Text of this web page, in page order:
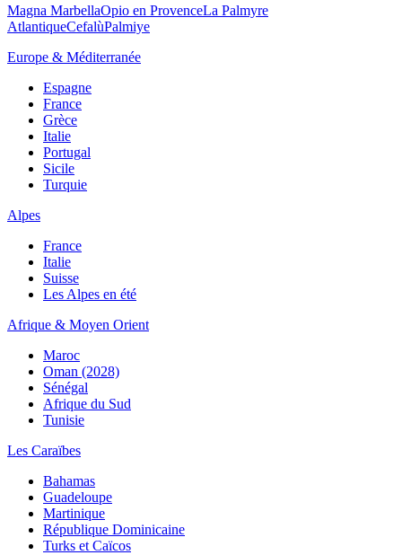
Magna MarbellaOpio en ProvenceLa Palmyre
AtlantiqueCefalùPalmiye
Europe & Méditerranée
Espagne
France
Grèce
Italie
Portugal
Sicile
Turquie
Alpes
France
Italie
Suisse
Les Alpes en été
Afrique & Moyen Orient
Maroc
Oman (2028)
Sénégal
Afrique du Sud
Tunisie
Les Caraïbes
Bahamas
Guadeloupe
Martinique
République Dominicaine
Turks et Caïcos